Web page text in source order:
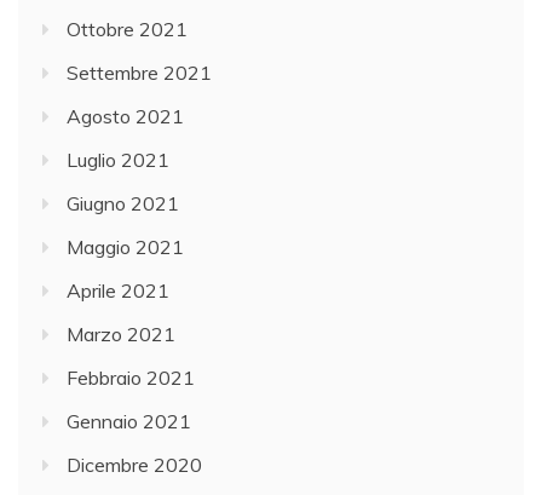
Ottobre 2021
Settembre 2021
Agosto 2021
Luglio 2021
Giugno 2021
Maggio 2021
Aprile 2021
Marzo 2021
Febbraio 2021
Gennaio 2021
Dicembre 2020